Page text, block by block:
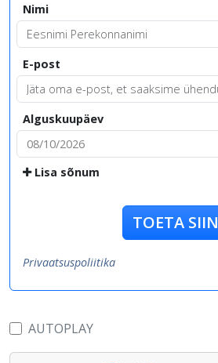
Nimi
E-post
Alguskuupäev
Lisa sõnum
TOETA SIIN
Privaatsuspoliitika
AUTOPLAY